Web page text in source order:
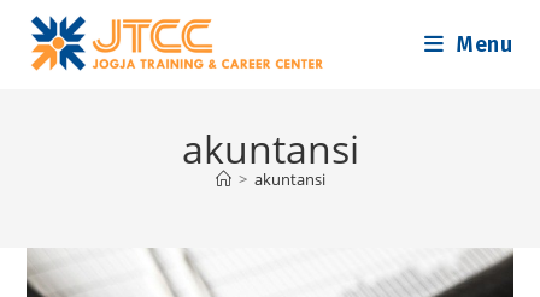
content
Menu
akuntansi
> akuntansi